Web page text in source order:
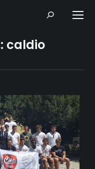
Search:
caldio